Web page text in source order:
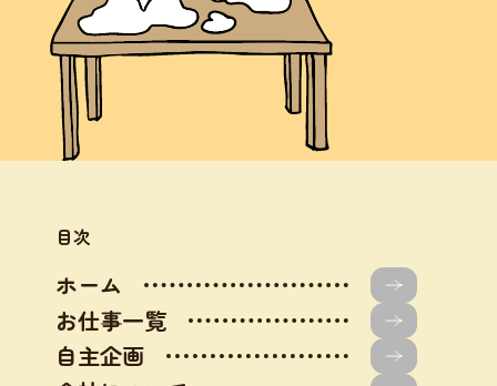
目次
ホーム
お仕事一覧
自主企画